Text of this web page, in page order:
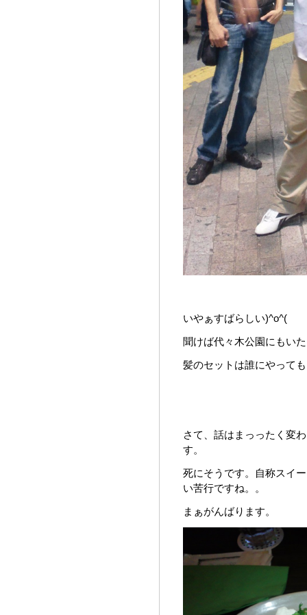
いやぁすばらしい)^o^(
聞けば代々木公園にもい
髪のセットは誰にやって
さて、話はまっったく変
す。
死にそうです。自称スイ
い苦行ですね。。
まぁがんばります。